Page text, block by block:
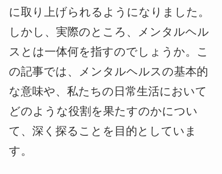
に取り上げられるようになりました。
しかし、実際のところ、メンタルヘル
スとは一体何を指すのでしょうか。こ
の記事では、メンタルヘルスの基本的
な意味や、私たちの日常生活において
どのような役割を果たすのかについ
て、深く探ることを目的としていま
す。